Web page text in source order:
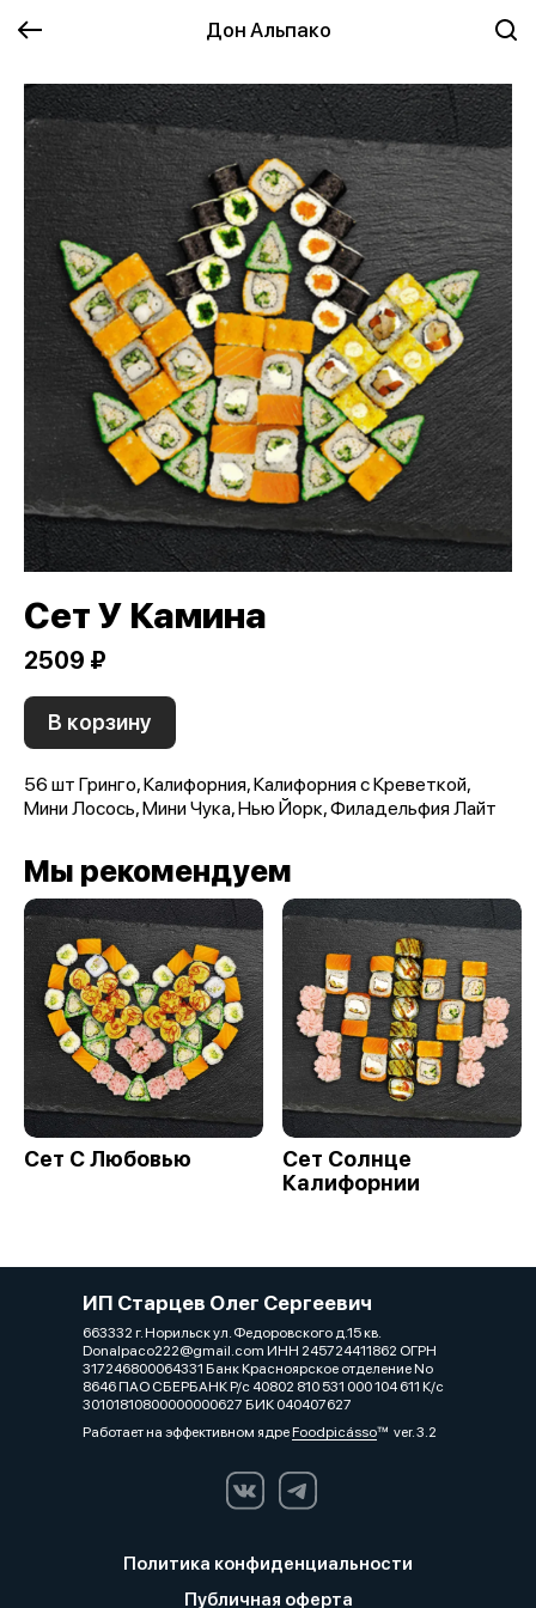
Дон Альпако
Сет У Камина
2509 ₽
В корзину
56 шт Гринго, Калифорния, Калифорния с Креветкой,
Мини Лосось, Мини Чука, Нью Йорк, Филадельфия Лайт
Мы рекомендуем
Сет С Любовью
Сет Солнце
Калифорнии
ИП Старцев Олег Сергеевич
663332 г. Норильск ул. Федоровского д.15 кв.
Donalpaco222@gmail.com ИНН 245724411862 ОГРН
317246800064331 Банк Красноярское отделение No
8646 ПАО СБЕРБАНК Р/с 40802 810 531 000 104 611 К/с
30101810800000000627 БИК 040407627
Работает на эффективном ядреFoodpicássover. 3.2
Политика конфиденциальности
Публичная оферта